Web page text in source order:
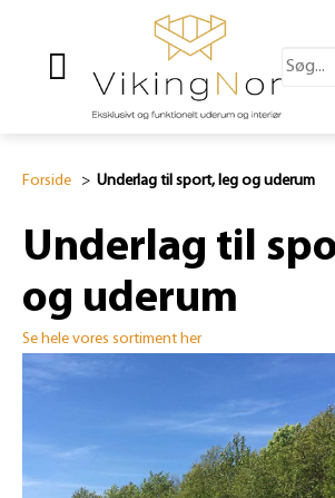
Forside > Underlag til sport, leg og uderum
Underlag til
og uderum
Se hele vores sortiment her